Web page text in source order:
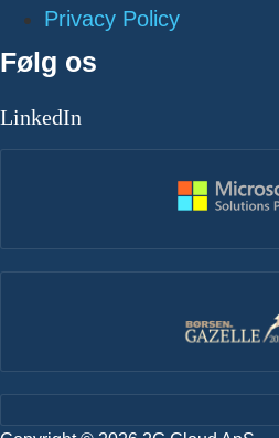
Privacy Policy
Følg os
LinkedIn